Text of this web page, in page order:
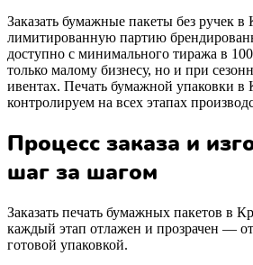
Заказать бумажные пакеты без ручек в
лимитированную партию
доступно с минимального тиража в
только малому бизнесу, но и при
ивентах. Печать бумажной упаковки в
контролируем на всех этапах
Процесс заказа и
шаг за шагом
Заказать печать бумажных пакетов в
каждый этап отлажен и прозрачен — от
готовой упаковкой.